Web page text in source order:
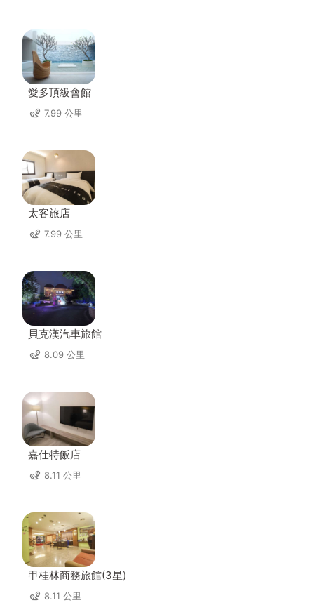
愛多頂級會館
7.99 公里
太客旅店
7.99 公里
貝克漢汽車旅館
8.09 公里
嘉仕特飯店
8.11 公里
甲桂林商務旅館(3星)
8.11 公里